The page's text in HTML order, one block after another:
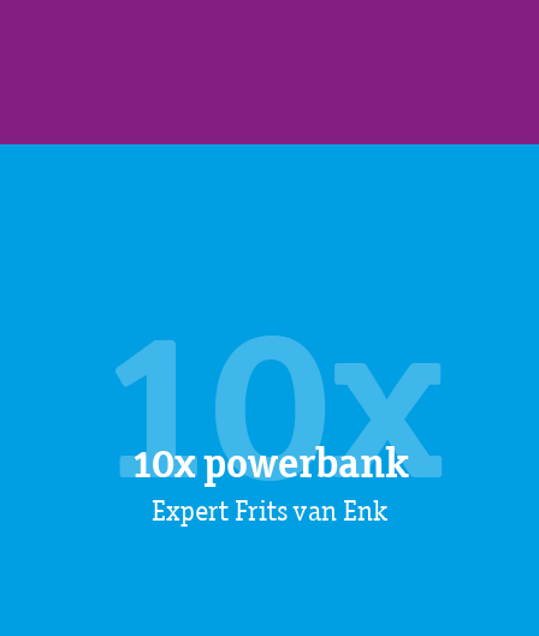
10x
10x powerbank
Expert Frits van Enk